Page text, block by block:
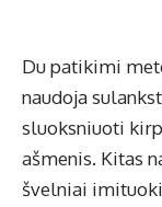
Du patikimi
naudoja
sluoksniuoti
ašmenis. Kitas
švelniai